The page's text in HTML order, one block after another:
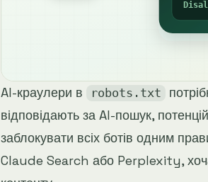
AI-краулери в robots.txt
відповідають за AI-пошук,
заблокувати всіх ботів одним
Claude Search або Perplexity,